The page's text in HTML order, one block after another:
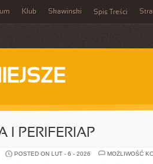
Klub Skawinski Spis Treści
I PERIFERIAP
POSTED ON LUT - 6 - 2026
MOŻLIWOŚĆ